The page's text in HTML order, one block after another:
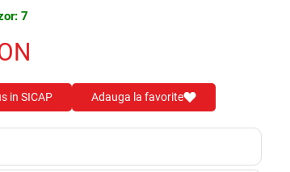
7
in SICAP Adauga la favorite